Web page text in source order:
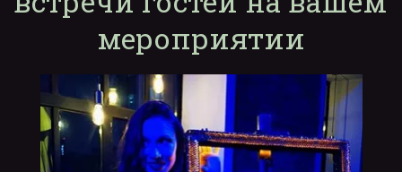
мероприятии